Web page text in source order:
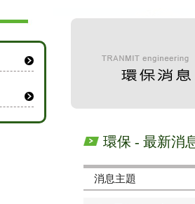
環保 - 最新消
消息主題